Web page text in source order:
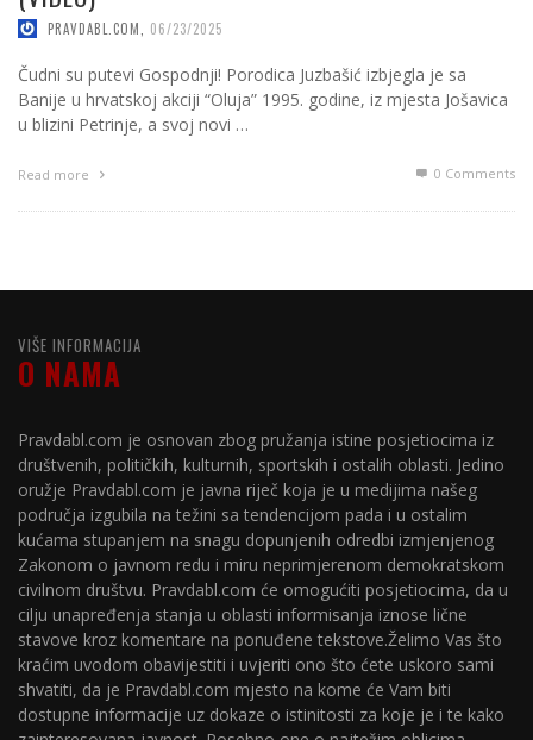
PRAVDABL.COM 06/23/2025
Čudni su putevi Gospodnji! Porodica Juzbašić izbjegla je sa
Banije u hrvatskoj akciji “Oluja” 1995. godine, iz mjesta Jošavica
u blizini Petrinje, a svoj novi …
Read more 0 Comments
VIŠE INFORMACIJA
O NAMA
Pravdabl.com je osnovan zbog pružanja istine posjetiocima iz
društvenih, političkih, kulturnih, sportskih i ostalih oblasti. Jedino
oružje Pravdabl.com je javna riječ koja je u medijima našeg
područja izgubila na težini sa tendencijom pada i u ostalim
kućama stupanjem na snagu dopunjenih odredbi izmjenjenog
Zakonom o javnom redu i miru neprimjerenom demokratskom
civilnom društvu. Pravdabl.com će omogućiti posjetiocima, da u
cilju unapređenja stanja u oblasti informisanja iznose lične
stavove kroz komentare na ponuđene tekstove.Želimo Vas što
kraćim uvodom obavijestiti i uvjeriti ono što ćete uskoro sami
shvatiti, da je Pravdabl.com mjesto na kome će Vam biti
dostupne informacije uz dokaze o istinitosti za koje je i te kako